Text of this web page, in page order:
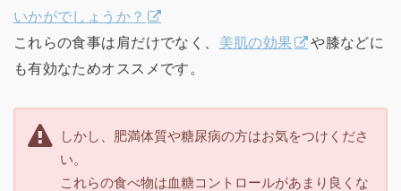
いかがでしょうか？
これらの食事は肩だけでなく、 美肌の効果
や膝などに
も有効なためオススメです。
しかし、肥満体質や糖尿病の方はお気をつけくださ
い。
これらの食べ物は血糖コントロールがあまり良くな